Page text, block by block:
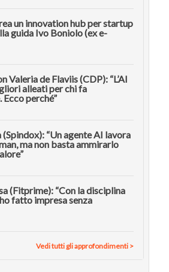
un innovation hub per startup
guida Ivo Boniolo (ex e-
Valeria de Flaviis (CDP): “L’AI
alleati per chi fa
perché”
“Un agente AI lavora
ma non basta ammirarlo
(Fitprime): “Con la disciplina
fatto impresa senza
Vedi tutti gli approfondimenti >